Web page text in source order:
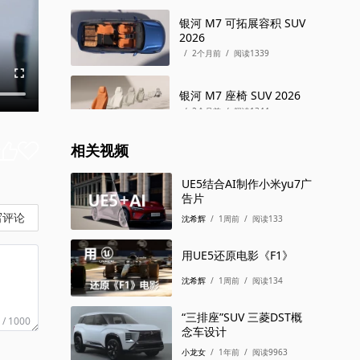
论
/ 1000
银河 M7 可拓展容积 SUV
2026
/ 2个月前 / 阅读1339
银河 M7 座椅 SUV 2026
/ 2个月前 / 阅读1344
2个月前 阅读1313
银河 M7 AI虚拟调校 SUV
/ 2个月前 / 阅读1312
银河 M7 CST舒适制动
/ 2个月前 / 阅读1292
银河 M7 车身侧倾控制
相关视频
UE5结合AI制作小米yu7广
告片
沈希辉 / 1周前 / 阅读133
用UE5还原电影《F1》
沈希辉 / 1周前 / 阅读134
“三排座”SUV 三菱DST概
念车设计
小龙女 / 1年前 / 阅读9963